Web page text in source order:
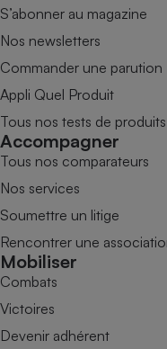
S’abonner au magazine
Nos newsletters
Commander une parution
Appli Quel Produit
Tous nos tests de produits
Accompagner
Tous nos comparateurs
Nos services
Soumettre un litige
Rencontrer une
Mobiliser
Combats
Victoires
Devenir adhérent